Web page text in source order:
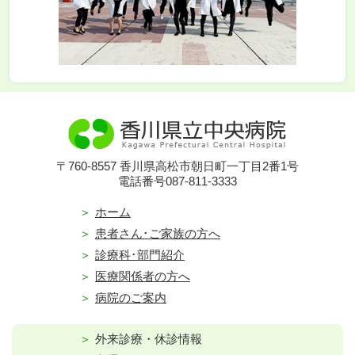
〒760-8557 香川県高松市朝日町一丁目2番1号
電話番号087-811-3333
ホーム
患者さん･ご家族の方へ
診療科･部門紹介
医療関係者の方へ
病院のご案内
外来診療・休診情報